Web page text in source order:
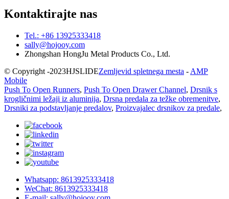
Kontaktirajte nas
Tel.: +86 13925333418
sally@hojooy.com
Zhongshan HongJu Metal Products Co., Ltd.
© Copyright -2023HJSLIDEZemljevid spletnega mesta - AMP
Mobile
Push To Open Runners, Push To Open Drawer Channel, Drsnik s
krogličnimi ležaji iz aluminija, Drsna predala za težke obremenitve,
Drsniki za podstavljanje predalov, Proizvajalec drsnikov za predale,
Whatsapp: 8613925333418
WeChat: 8613925333418